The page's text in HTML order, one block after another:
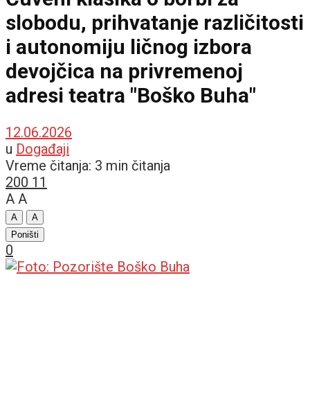
slobodu, prihvatanje različitosti
i autonomiju ličnog izbora
devojčica na privremenoj
adresi teatra "Boško Buha"
12.06.2026
u Događaji
Vreme čitanja: 3 min čitanja
200 11
A A
A
A
Poništi
0